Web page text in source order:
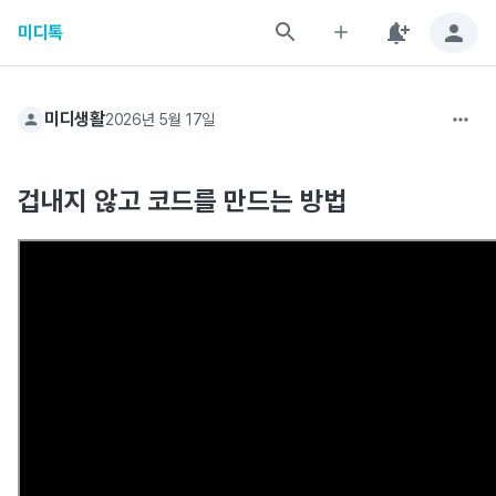
미디톡
미디생활2026년 5월 17일
겁내지 않고 코드를 만드는 방법